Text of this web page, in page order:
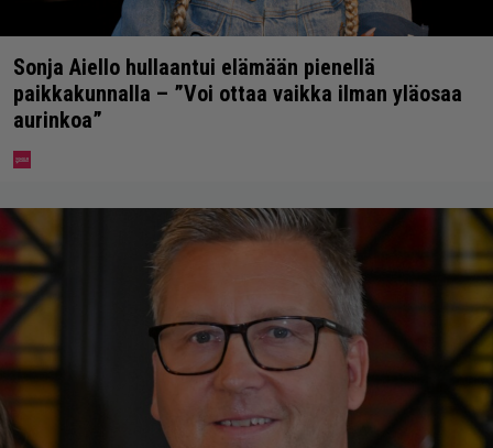
Sonja Aiello hullaantui elämään pienellä
paikkakunnalla – ”Voi ottaa vaikka ilman yläosaa
aurinkoa”